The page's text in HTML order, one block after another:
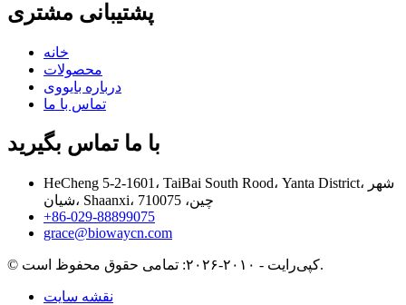
پشتیبانی مشتری
خانه
محصولات
درباره بایووی
تماس با ما
با ما تماس بگیرید
HeCheng 5-2-1601، TaiBai South Rood، Yanta District، شهر
شیان، Shaanxi، چین، 710075
‎+86-029-88899075‎
grace@biowaycn.com
© کپی‌رایت - ۲۰۱۰-۲۰۲۶: تمامی حقوق محفوظ است.
نقشه سایت